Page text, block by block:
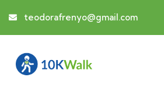
teodorafrenyo@gmail.com